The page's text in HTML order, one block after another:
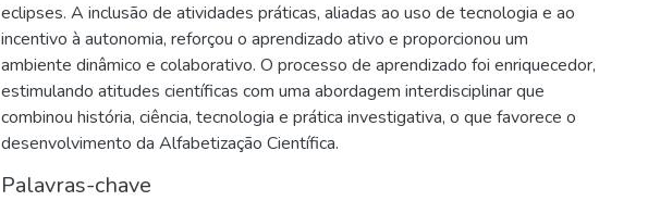
eclipses. A inclusão de atividades práticas, aliadas ao uso de tecnologia e ao
incentivo à autonomia, reforçou o aprendizado ativo e proporcionou um
ambiente dinâmico e colaborativo. O processo de aprendizado foi enriquecedor,
estimulando atitudes científicas com uma abordagem interdisciplinar que
combinou história, ciência, tecnologia e prática investigativa, o que favorece o
desenvolvimento da Alfabetização Científica.
Palavras-chave